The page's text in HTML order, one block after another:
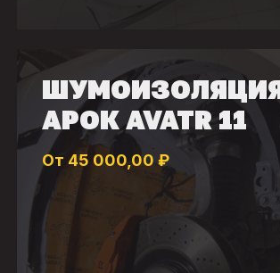
АРОК AVATR 11
От 45 000,00 ₽